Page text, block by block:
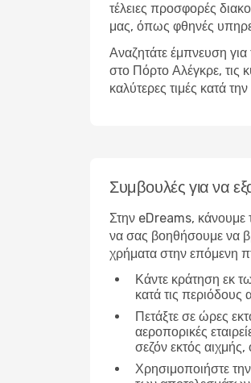
τέλειες προσφορές
μας, όπως φθηνές
Αναζητάτε έμπνευση για
στο Πόρτο Αλέγκρε, τις
καλύτερες τιμές κατά
Συμβουλές για να
Στην eDreams, κάνουμε
να σας βοηθήσουμε να
χρήματα στην επόμενη
Κάντε κράτηση εκ
κατά τις
Πετάξτε σε ώρες
αεροπορικές
σεζόν εκτός αιχμής,
Χρησιμοποιήστε